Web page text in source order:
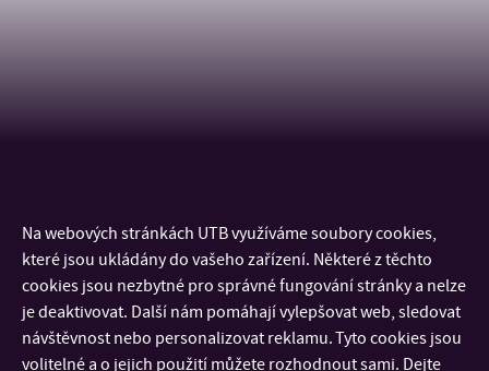
KONTAKT
DŮLEŽITÉ INFORMACE
Na webových stránkách UTB využíváme soubory cookies,
které jsou ukládány do vašeho zařízení. Některé z těchto
cookies jsou nezbytné pro správné fungování stránky a nelze
je deaktivovat. Další nám pomáhají vylepšovat web, sledovat
návštěvnost nebo personalizovat reklamu. Tyto cookies jsou
volitelné a o jejich použití můžete rozhodnout sami. Dejte